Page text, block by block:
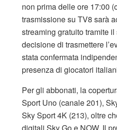
non prima delle ore 17:00
trasmissione su TV8 sarà
streaming gratuito tramite
decisione di trasmettere
stata confermata
presenza di giocatori
Per gli abbonati, la
Sport Uno (canale 201),
Sky Sport 4K (213), oltre
digitali Sky Go e NOW. Il